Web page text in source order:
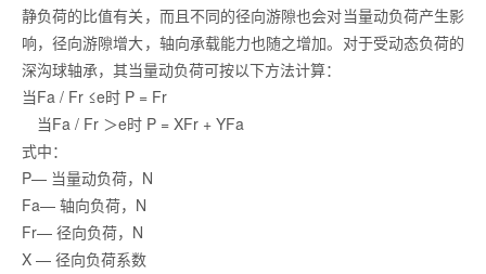
静负荷的比值有关，而且不同的径向游隙也会对当量动负荷产生影
响，径向游隙增大，轴向承载能力也随之增加。对于受动态负荷的
深沟球轴承，其当量动负荷可按以下方法计算：
当Fa / Fr ≤e时 P = Fr
当Fa / Fr ＞e时 P = XFr + YFa
式中：
P— 当量动负荷，N
Fa— 轴向负荷，N
Fr— 径向负荷，N
X — 径向负荷系数